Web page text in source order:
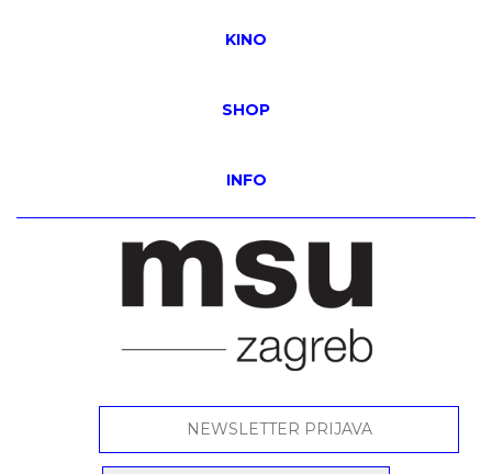
KINO
SHOP
INFO